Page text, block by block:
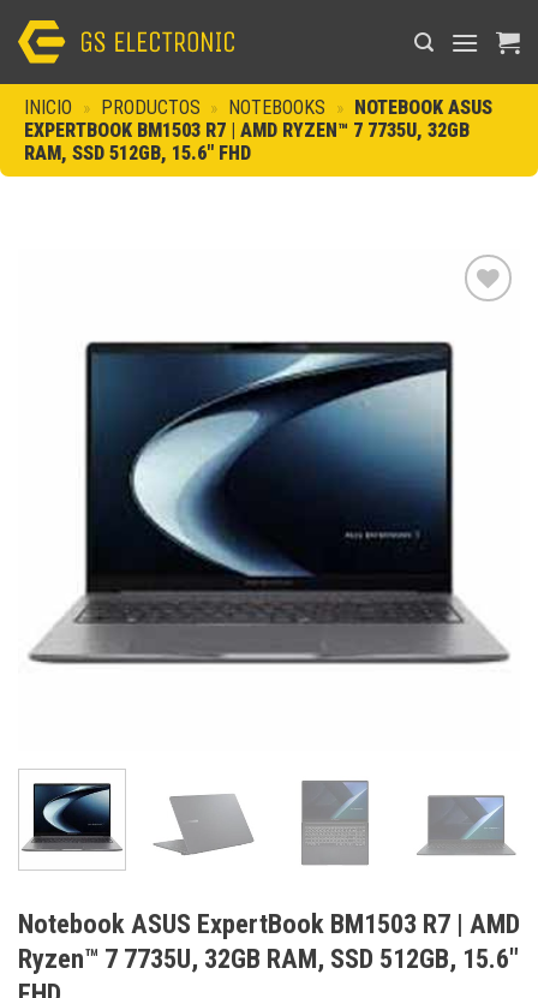
INICIO » PRODUCTOS » NOTEBOOKS » NOTEBOOK ASUS
EXPERTBOOK BM1503 R7 | AMD RYZEN™ 7 7735U, 32GB
RAM, SSD 512GB, 15.6″ FHD
Notebook ASUS ExpertBook BM1503 R7 | AMD
Ryzen™ 7 7735U, 32GB RAM, SSD 512GB, 15.6″